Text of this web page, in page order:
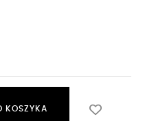
KOSZYKA